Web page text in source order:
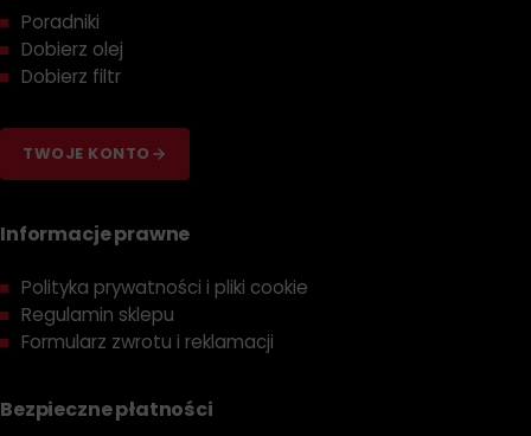
Poradniki
Dobierz olej
Dobierz filtr
TWOJE KONTO
Informacje prawne
Polityka prywatności i pliki cookie
Regulamin sklepu
Formularz zwrotu i reklamacji
Bezpieczne płatności